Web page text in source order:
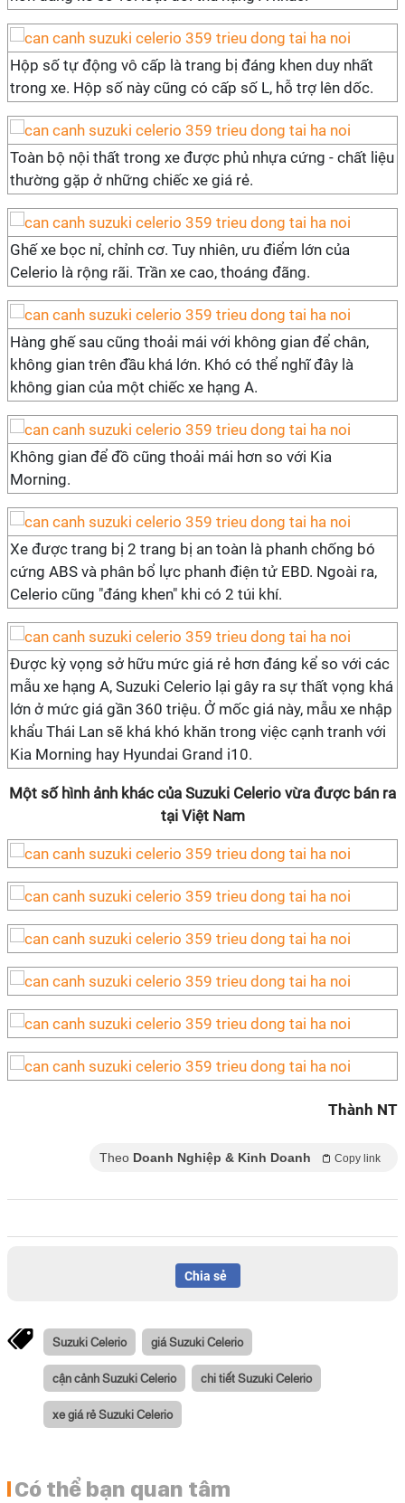
Hộp số tự động vô cấp là trang bị đáng khen duy nhất
trong xe. Hộp số này cũng có cấp số L, hỗ trợ lên dốc.
Toàn bộ nội thất trong xe được phủ nhựa cứng - chất liệu
thường gặp ở những chiếc xe giá rẻ.
Ghế xe bọc nỉ, chỉnh cơ. Tuy nhiên, ưu điểm lớn của
Celerio là rộng rãi. Trần xe cao, thoáng đãng.
Hàng ghế sau cũng thoải mái với không gian để chân,
không gian trên đầu khá lớn. Khó có thể nghĩ đây là
không gian của một chiếc xe hạng A.
Không gian để đồ cũng thoải mái hơn so với Kia
Morning.
Xe được trang bị 2 trang bị an toàn là phanh chống bó
cứng ABS và phân bổ lực phanh điện tử EBD. Ngoài ra,
Celerio cũng "đáng khen" khi có 2 túi khí.
Được kỳ vọng sở hữu mức giá rẻ hơn đáng kể so với các
mẫu xe hạng A, Suzuki Celerio lại gây ra sự thất vọng khá
lớn ở mức giá gần 360 triệu. Ở mốc giá này, mẫu xe nhập
khẩu Thái Lan sẽ khá khó khăn trong việc cạnh tranh với
Kia Morning hay Hyundai Grand i10.
Một số hình ảnh khác của Suzuki Celerio vừa được bán ra
tại Việt Nam
Thành NT
Theo Doanh Nghiệp & Kinh Doanh Copy link
Chia sẻ
Suzuki Celerio giá Suzuki Celerio
cận cảnh Suzuki Celerio chi tiết Suzuki Celerio
xe giá rẻ Suzuki Celerio
Có thể bạn quan tâm